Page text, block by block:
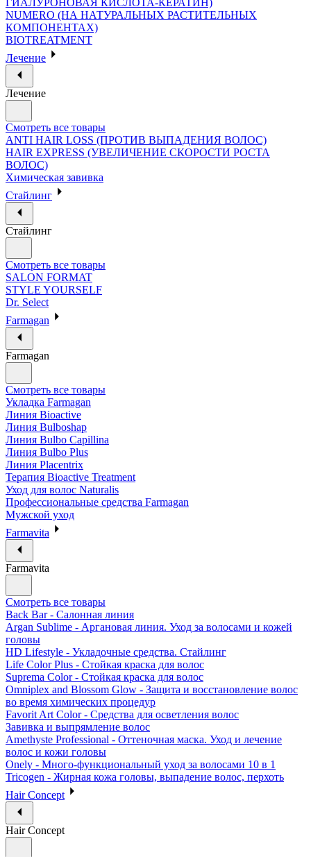
NUMERO (НА НАТУРАЛЬНЫХ РАСТИТЕЛЬНЫХ
КОМПОНЕНТАХ)
BIOTREATMENT
Лечение
Лечение
Смотреть все товары
ANTI HAIR LOSS (ПРОТИВ ВЫПАДЕНИЯ ВОЛОС)
HAIR EXPRESS (УВЕЛИЧЕНИЕ СКОРОСТИ РОСТА
ВОЛОС)
Химическая завивка
Стайлинг
Стайлинг
Смотреть все товары
SALON FORMAT
STYLE YOURSELF
Dr. Select
Farmagan
Farmagan
Смотреть все товары
Укладка Farmagan
Линия Bioactive
Линия Bulboshap
Линия Bulbo Capillina
Линия Bulbo Plus
Линия Placentrix
Терапия Bioactive Treatment
Уход для волос Naturalis
Профессиональные средства Farmagan
Мужской уход
Farmavita
Farmavita
Смотреть все товары
Back Bar - Салонная линия
Argan Sublime - Аргановая линия. Уход за волосами и кожей
головы
HD Lifestyle - Укладочные средства. Стайлинг
Life Color Plus - Стойкая краска для волос
Suprema Color - Стойкая краска для волос
Omniplex and Blossom Glow - Защита и восстановление волос
во время химических процедур
Favorit Art Color - Средства для осветления волос
Завивка и выпрямление волос
Amethyste Professional - Оттеночная маска. Уход и лечение
волос и кожи головы
Onely - Много-функциональный уход за волосами 10 в 1
Tricogen - Жирная кожа головы, выпадение волос, перхоть
Hair Concept
Hair Concept